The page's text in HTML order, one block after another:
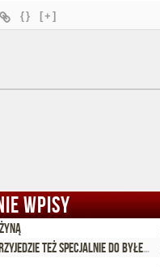
{} [+]
WPISY
M. Dróżdż: "Część ludzi z Widzewa przyjedzie też specjalnie do byłego prezesa"